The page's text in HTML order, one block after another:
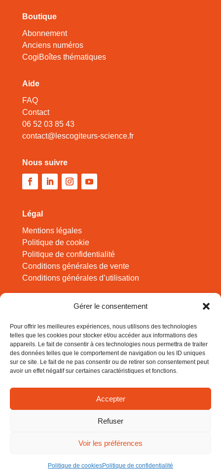
Gérer le consentement
Pour offrir les meilleures expériences, nous utilisons des technologies
telles que les cookies pour stocker et/ou accéder aux informations des
appareils. Le fait de consentir à ces technologies nous permettra de traiter
des données telles que le comportement de navigation ou les ID uniques
sur ce site. Le fait de ne pas consentir ou de retirer son consentement peut
avoir un effet négatif sur certaines caractéristiques et fonctions.
Accepter
Refuser
Voir les préférences
Politique de cookiesPolitique de confidentialité
Boutique
Abonnement
Anciens numéros
CogiBoîtes thématiques
Aide
FAQ
Contact
06 52 03 85 43
contact@lescogiteurs-science.fr
Nous suivre
Légal
Mentions légales
Politique de cookie
Politique de confidentialité
Conditions générales de vente
Conditions générales d’utilisation
Pour des expériences à faire en famille, des
S'abonner
Votre adresse e-mail est uniquement utilisée pour vous envoyer
notre lettre d’information et des informations sur les activités des
Cogiteurs. Vous pouvez toujours utiliser le lien de désinscription